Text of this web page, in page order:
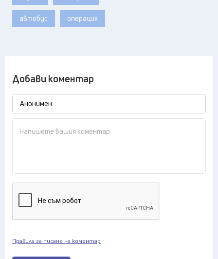
автобус операция
Добави коментар
Правила за писане на коментар